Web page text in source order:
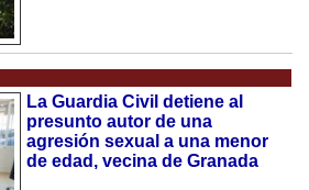
La Guardia Civil detiene al
presunto autor de una
agresión sexual a una menor
de edad, vecina de Granada